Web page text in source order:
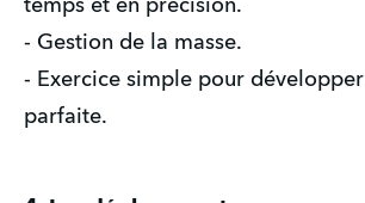
temps et en précision.
- Gestion de la masse.
- Exercice simple pour
parfaite.